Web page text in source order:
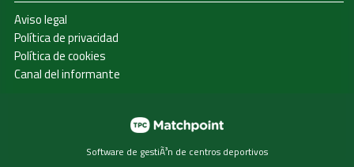
Aviso legal
Política de privacidad
Política de cookies
Canal del informante
Software de gestiÃ³n de centros deportivos